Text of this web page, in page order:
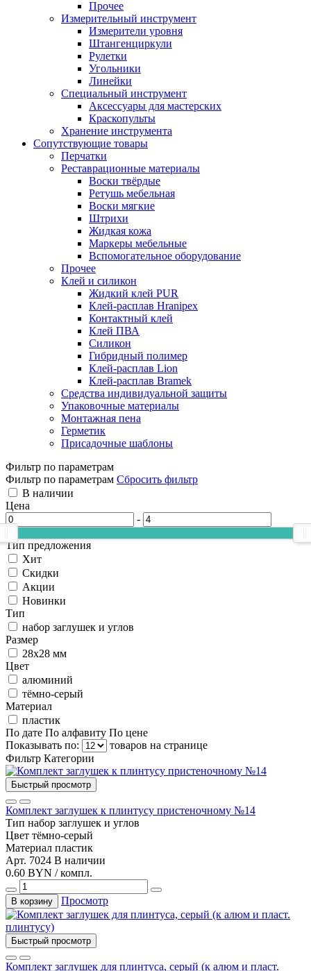
Прочее
Измерительный инструмент
Измерители уровня
Штангенциркули
Рулетки
Угольники
Линейки
Специальный инструмент
Аксессуары для мастерских
Краскопульты
Хранение инструмента
Сопутствующие товары
Перчатки
Реставрационные материалы
Воски твёрдые
Ретушь мебельная
Воски мягкие
Штрихи
Жидкая кожа
Маркеры мебельные
Вспомогательное оборудование
Прочее
Клей и силикон
Жидкий клей PUR
Клей-расплав Hranipex
Контактный клей
Клей ПВА
Силикон
Гибридный полимер
Клей-расплав Lion
Клей-расплав Bramek
Средства индивидуальной защиты
Упаковочные материалы
Монтажная пена
Герметик
Присадочные шаблоны
Фильтр по параметрам
Фильтр по параметрам Сбросить фильтр
В наличии
Цена
-
Тип предложения
Хит
Скидки
Акции
Новинки
Тип
набор заглушек и углов
Размер
28х28 мм
Цвет
алюминий
тёмно-серый
Материал
пластик
По дате По алфавиту По цене
Показывать по:
товаров на странице
Фильтр Категории
Быстрый просмотр
Комплект заглушек к плинтусу пристеночному №14
Тип набор заглушек и углов
Цвет тёмно-серый
Материал пластик
Арт. 7024 В наличии
0.60 BYN / компл.
В корзину Просмотр
Быстрый просмотр
Комплект заглушек для плинтуса, серый (к алюм и пласт.